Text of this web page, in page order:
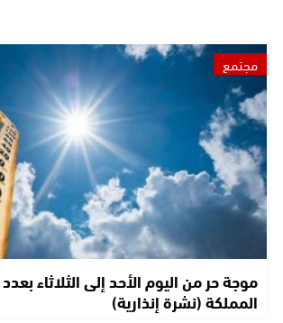
مجتمع
موجة حر من اليوم الأحد إلى الثلاثاء
المملكة (نشرة إنذارية)